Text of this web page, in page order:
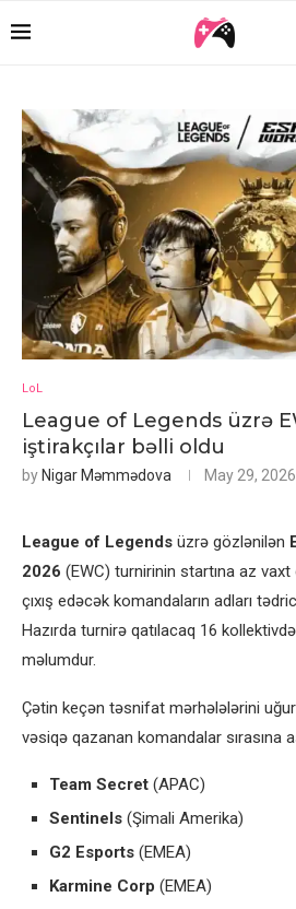
LoL
League of Legends üzrə
iştirakçılar bəlli oldu
by Nigar Məmmədova May 29, 2026
League of Legends üzrə gözlənilən
2026 (EWC) turnirinin startına az
çıxış edəcək komandaların adları
Hazırda turnirə qatılacaq 16
məlumdur.
Çətin keçən təsnifat mərhələlərini
vəsiqə qazanan komandalar sırasına
Team Secret (APAC)
Sentinels (Şimali Amerika)
G2 Esports (EMEA)
Karmine Corp (EMEA)